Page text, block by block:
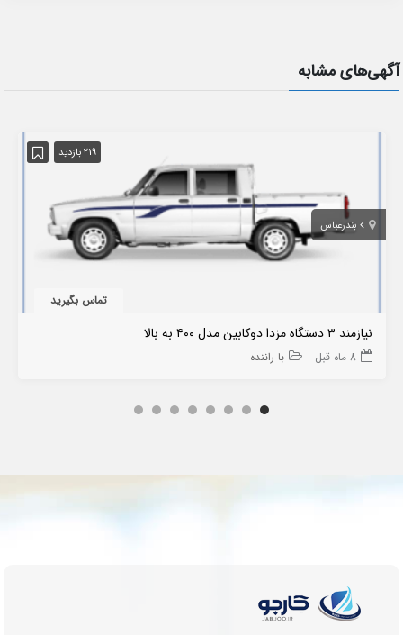
آگهی‌های مشابه
219 بازدید
بندرعباس
تماس بگیرید
نیازمند ۳ دستگاه مزدا دوکابین مدل ۴۰۰ به بالا
8 ماه قبل با راننده